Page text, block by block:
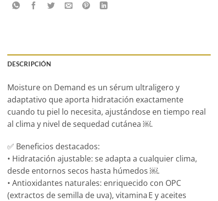
DESCRIPCIÓN
Moisture on Demand es un sérum ultraligero y
adaptativo que aporta hidratación exactamente
cuando tu piel lo necesita, ajustándose en tiempo real
al clima y nivel de sequedad cutánea ￼.
✅ Beneficios destacados:
• Hidratación ajustable: se adapta a cualquier clima,
desde entornos secos hasta húmedos ￼.
• Antioxidantes naturales: enriquecido con OPC
(extractos de semilla de uva), vitamina E y aceites